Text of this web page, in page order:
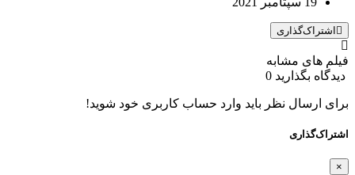
اشتراک‌گذاری
فیلم های مشابه
دیدگاه بگذارید 0
برای ارسال نظر باید وارد حساب کاربری خود شوید!
اشتراک‌گذاری
×